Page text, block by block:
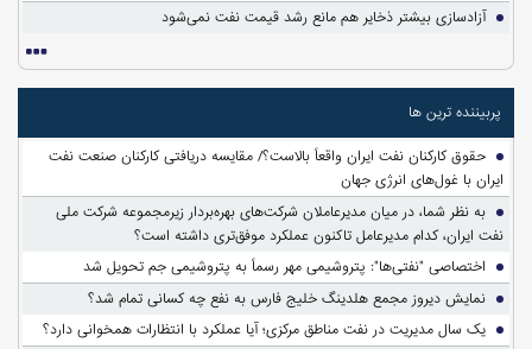
آزادسازی بیشتر ذخایر هم مانع رشد قیمت نفت نمی‌شود
پربیننده ترین ها
حقوق کارکنان نفت ایران واقعاً بالاست؟/ مقایسه دریافتی کارکنان صنعت نفت
ایران با غول‌های انرژی جهان
به نظر شما، در میان مدیرعاملان شرکت‌های بهره‌بردار زیرمجموعه شرکت ملی
نفت ایران، کدام مدیرعامل تاکنون عملکرد موفق‌تری داشته است؟
اختصاصی "نفتی‌ها": پتروشیمی مهر رسماً به پتروشیمی جم تحویل شد
نمایش دیروز مجمع هلدینگ خلیج فارس به نفع چه کسانی تمام شد؟
یک سال مدیریت در نفت مناطق مرکزی؛ آیا عملکرد با انتظارات همخوانی دارد؟